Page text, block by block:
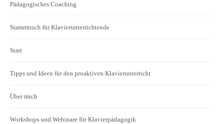
Pädagogisches Coaching
Stammtisch für Klavierunterrichtende
Start
Tipps und Ideen für den proaktiven Klavierunterricht
Über mich
Workshops und Webinare für Klavierpädagogik